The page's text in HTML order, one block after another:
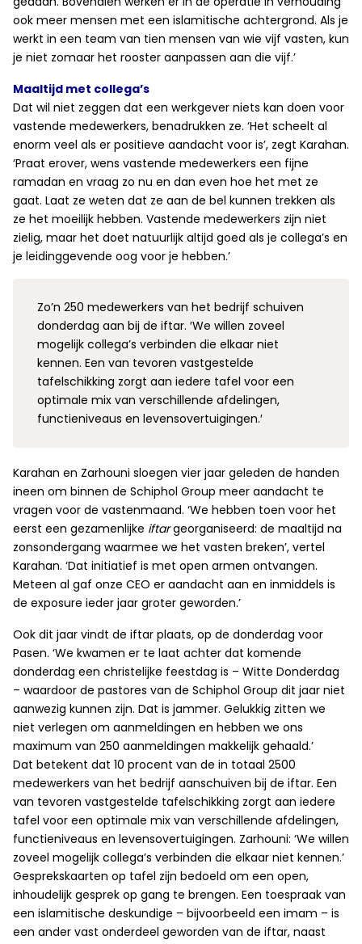
ook meer mensen met een islamitische achtergrond. Als je
werkt in een team van tien mensen van wie vijf vasten, kun
je niet zomaar het rooster aanpassen aan die vijf.’
Maaltijd met collega’s
Dat wil niet zeggen dat een werkgever niets kan doen voor
vastende medewerkers, benadrukken ze. ‘Het scheelt al
enorm veel als er positieve aandacht voor is’, zegt Karahan.
‘Praat erover, wens vastende medewerkers een fijne
ramadan en vraag zo nu en dan even hoe het met ze
gaat. Laat ze weten dat ze aan de bel kunnen trekken als
ze het moeilijk hebben. Vastende medewerkers zijn niet
zielig, maar het doet natuurlijk altijd goed als je collega’s en
je leidinggevende oog voor je hebben.’
Zo’n 250 medewerkers van het bedrijf schuiven
donderdag aan bij de iftar. ′We willen zoveel
mogelijk collega’s verbinden die elkaar niet
kennen. Een van tevoren vastgestelde
tafelschikking zorgt aan iedere tafel voor een
optimale mix van verschillende afdelingen,
functieniveaus en levensovertuigingen.′
Karahan en Zarhouni sloegen vier jaar geleden de handen
ineen om binnen de Schiphol Group meer aandacht te
vragen voor de vastenmaand. ‘We hebben toen voor het
eerst een gezamenlijke iftargeorganiseerd: de maaltijd na
zonsondergang waarmee we het vasten breken’, vertel
Karahan. ‘Dat initiatief is met open armen ontvangen.
Meteen al gaf onze CEO er aandacht aan en inmiddels is
de exposure ieder jaar groter geworden.’
Ook dit jaar vindt de iftar plaats, op de donderdag voor
Pasen. ‘We kwamen er te laat achter dat komende
donderdag een christelijke feestdag is – Witte Donderdag
– waardoor de pastores van de Schiphol Group dit jaar niet
aanwezig kunnen zijn. Dat is jammer. Gelukkig zitten we
niet verlegen om aanmeldingen en hebben we ons
maximum van 250 aanmeldingen makkelijk gehaald.’
Dat betekent dat 10 procent van de in totaal 2500
medewerkers van het bedrijf aanschuiven bij de iftar. Een
van tevoren vastgestelde tafelschikking zorgt aan iedere
tafel voor een optimale mix van verschillende afdelingen,
functieniveaus en levensovertuigingen. Zarhouni: ‘We willen
zoveel mogelijk collega’s verbinden die elkaar niet kennen.’
Gesprekskaarten op tafel zijn bedoeld om een open,
inhoudelijk gesprek op gang te brengen. Een toespraak van
een islamitische deskundige – bijvoorbeeld een imam – is
een ander vast onderdeel geworden van de iftar, naast